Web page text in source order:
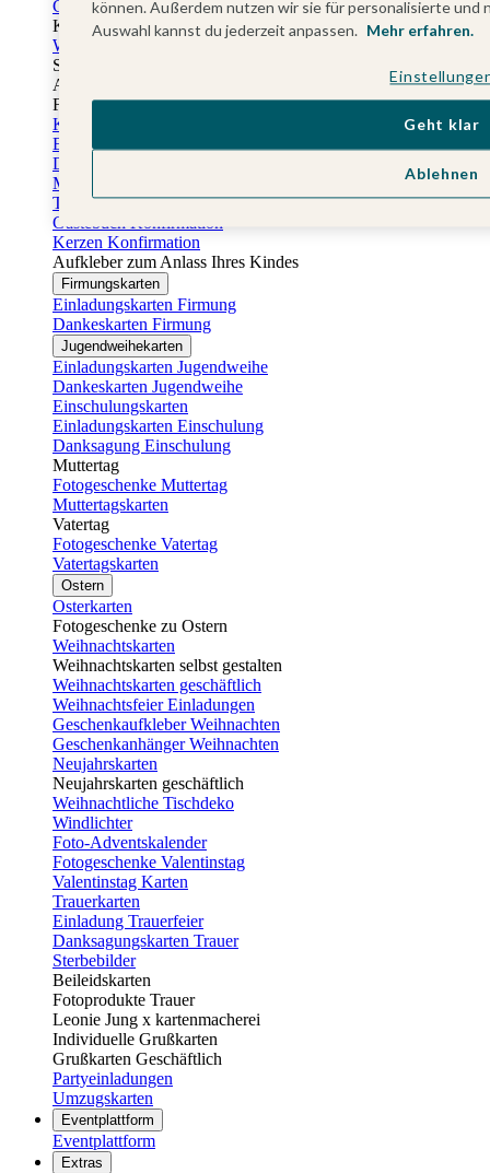
Gästebuch Taufe
Kartenbox Taufe
Willkommensschilder Taufe
Sticker Taufe
Absenderaufkleber Taufe
Fotobuch Taufe
Konfirmationskarten
Einladungskarten Konfirmation
Danksagung Konfirmation
Menükarten Konfirmation
Tischkarten Konfirmation
Gästebuch Konfirmation
Kerzen Konfirmation
Aufkleber zum Anlass Ihres Kindes
Firmungskarten
Einladungskarten Firmung
Dankeskarten Firmung
Jugendweihekarten
Einladungskarten Jugendweihe
Dankeskarten Jugendweihe
Einschulungskarten
Einladungskarten Einschulung
Danksagung Einschulung
Muttertag
Fotogeschenke Muttertag
Muttertagskarten
Vatertag
Fotogeschenke Vatertag
Vatertagskarten
Ostern
Osterkarten
Fotogeschenke zu Ostern
Weihnachtskarten
Weihnachtskarten selbst gestalten
Weihnachtskarten geschäftlich
Weihnachtsfeier Einladungen
Geschenkaufkleber Weihnachten
Geschenkanhänger Weihnachten
Neujahrskarten
Neujahrskarten geschäftlich
Weihnachtliche Tischdeko
Windlichter
Foto-Adventskalender
Fotogeschenke Valentinstag
Valentinstag Karten
Trauerkarten
Einladung Trauerfeier
Danksagungskarten Trauer
Sterbebilder
Beileidskarten
Fotoprodukte Trauer
Leonie Jung x kartenmacherei
Individuelle Grußkarten
Grußkarten Geschäftlich
Partyeinladungen
Umzugskarten
Eventplattform
Eventplattform
Extras
können. Außerdem nutzen wir sie für personalisierte
Auswahl kannst du jederzeit anpassen. Mehr erfahren.
Ablehnen
Geht klar